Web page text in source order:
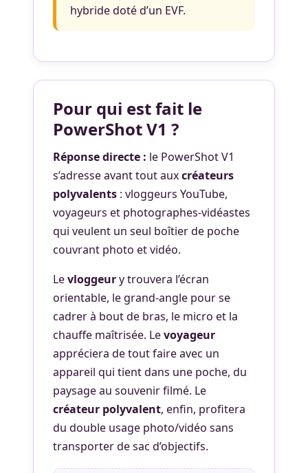
hybride doté d’un EVF.
Pour qui est fait le
PowerShot V1 ?
Réponse directe : le PowerShot V1
s’adresse avant tout auxcréateurs
polyvalents : vloggeurs YouTube,
voyageurs et photographes-vidéastes
qui veulent un seul boîtier de poche
couvrant photo et vidéo.
Levloggeury trouvera l’écran
orientable, le grand-angle pour se
cadrer à bout de bras, le micro et la
chauffe maîtrisée. Levoyageur
appréciera de tout faire avec un
appareil qui tient dans une poche, du
paysage au souvenir filmé. Le
créateur polyvalent, enfin, profitera
du double usage photo/vidéo sans
transporter de sac d’objectifs.